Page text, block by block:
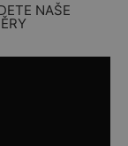
NAŠE